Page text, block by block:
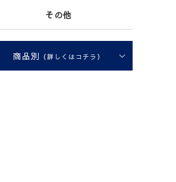
その他
商品別 （詳しくはコチラ）